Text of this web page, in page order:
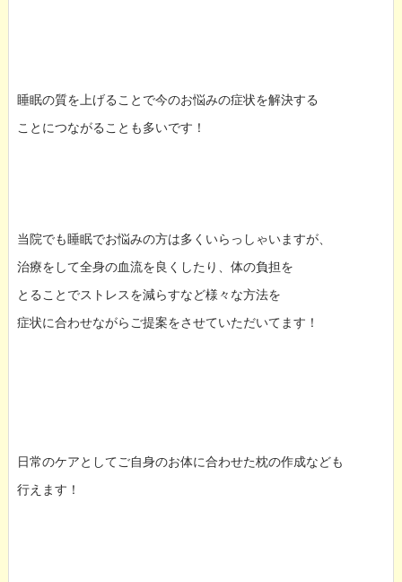
睡眠の質を上げることで今のお悩みの症状を解決する
ことにつながることも多いです！
当院でも睡眠でお悩みの方は多くいらっしゃいますが、
治療をして全身の血流を良くしたり、体の負担を
とることでストレスを減らすなど様々な方法を
症状に合わせながらご提案をさせていただいてます！
日常のケアとしてご自身のお体に合わせた枕の作成なども
行えます！